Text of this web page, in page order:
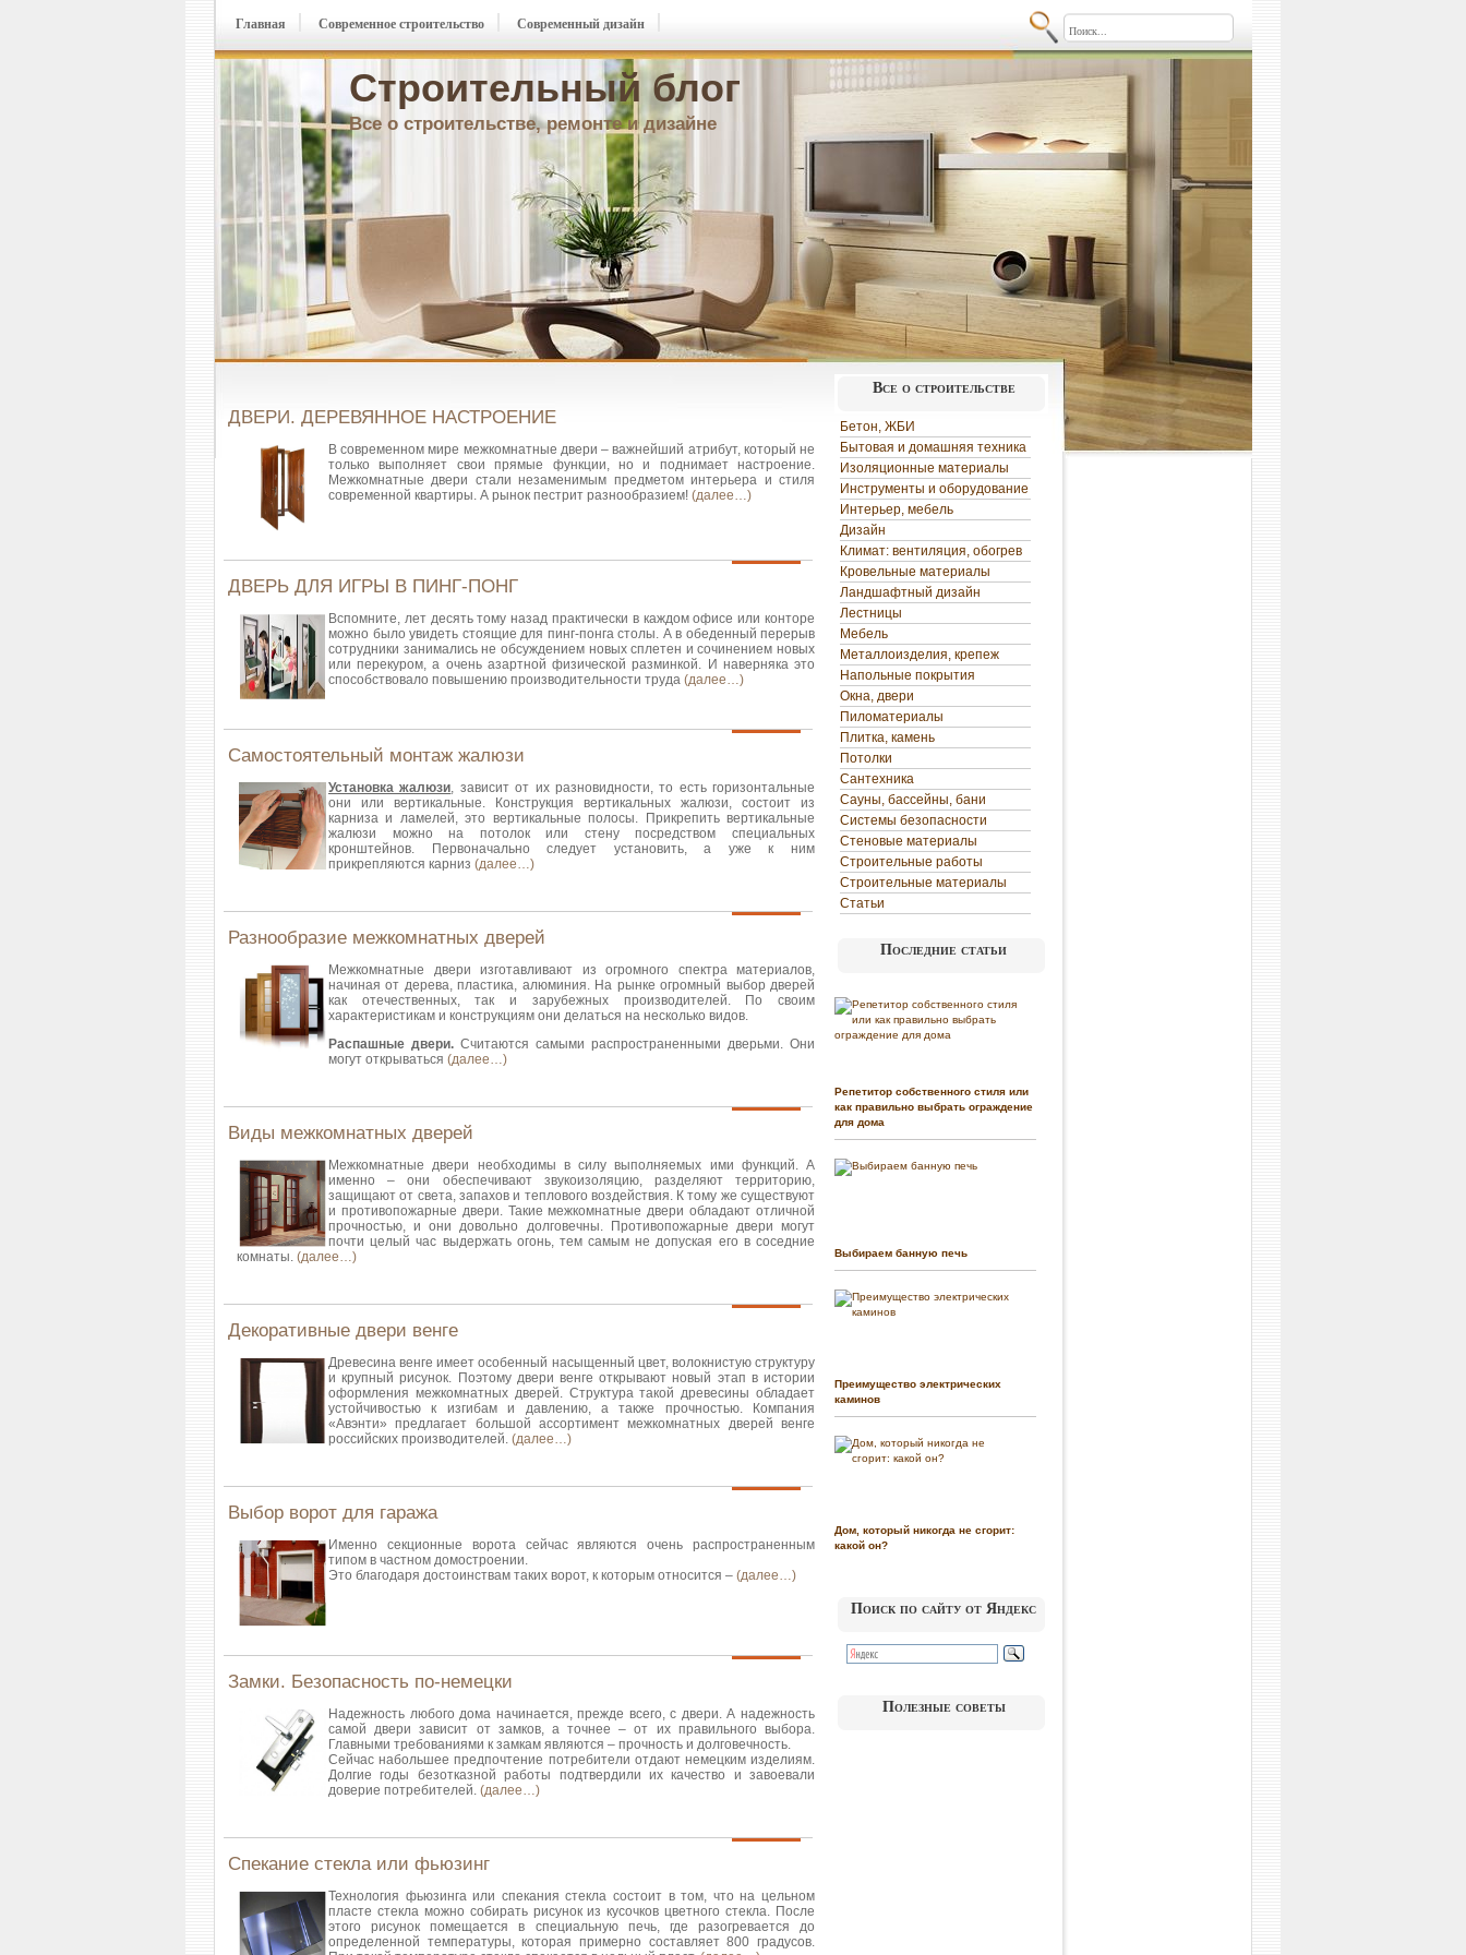
Строительный блог
Все о строительстве, ремонте и дизайне
Главная Современное строительство Современный дизайн
ДВЕРИ. ДЕРЕВЯННОЕ НАСТРОЕНИЕ
В современном мире межкомнатные двери – важнейший атрибут, который не
только выполняет свои прямые функции, но и поднимает настроение.
Межкомнатные двери стали незаменимым предметом интерьера и стиля
современной квартиры. А рынок пестрит разнообразием! (далее…)
ДВЕРЬ ДЛЯ ИГРЫ В ПИНГ-ПОНГ
Вспомните, лет десять тому назад практически в каждом офисе или конторе
можно было увидеть стоящие для пинг-понга столы. А в обеденный перерыв
сотрудники занимались не обсуждением новых сплетен и сочинением новых
или перекуром, а очень азартной физической разминкой. И наверняка это
способствовало повышению производительности труда (далее…)
Самостоятельный монтаж жалюзи
Установка жалюзи, зависит от их разновидности, то есть горизонтальные
они или вертикальные. Конструкция вертикальных жалюзи, состоит из
карниза и ламелей, это вертикальные полосы. Прикрепить вертикальные
жалюзи можно на потолок или стену посредством специальных
кронштейнов. Первоначально следует установить, а уже к ним
прикрепляются карниз (далее…)
Разнообразие межкомнатных дверей
Межкомнатные двери изготавливают из огромного спектра материалов,
начиная от дерева, пластика, алюминия. На рынке огромный выбор дверей
как отечественных, так и зарубежных производителей. По своим
характеристикам и конструкциям они делаться на несколько видов.
Распашные двери. Считаются самыми распространенными дверьми. Они
могут открываться (далее…)
Виды межкомнатных дверей
Межкомнатные двери необходимы в силу выполняемых ими функций. А
именно – они обеспечивают звукоизоляцию, разделяют территорию,
защищают от света, запахов и теплового воздействия. К тому же существуют
и противопожарные двери. Такие межкомнатные двери обладают отличной
прочностью, и они довольно долговечны. Противопожарные двери могут
почти целый час выдержать огонь, тем самым не допуская его в соседние
комнаты. (далее…)
Декоративные двери венге
Древесина венге имеет особенный насыщенный цвет, волокнистую структуру
и крупный рисунок. Поэтому двери венге открывают новый этап в истории
оформления межкомнатных дверей. Структура такой древесины обладает
устойчивостью к изгибам и давлению, а также прочностью. Компания
«Авэнти» предлагает большой ассортимент межкомнатных дверей венге
российских производителей. (далее…)
Выбор ворот для гаража
Именно секционные ворота сейчас являются очень распространенным
типом в частном домостроении.
Это благодаря достоинствам таких ворот, к которым относится – (далее…)
Замки. Безопасность по-немецки
Надежность любого дома начинается, прежде всего, с двери. А надежность
самой двери зависит от замков, а точнее – от их правильного выбора.
Главными требованиями к замкам являются – прочность и долговечность.
Сейчас набольшее предпочтение потребители отдают немецким изделиям.
Долгие годы безотказной работы подтвердили их качество и завоевали
доверие потребителей. (далее…)
Спекание стекла или фьюзинг
Технология фьюзинга или спекания стекла состоит в том, что на цельном
пласте стекла можно собирать рисунок из кусочков цветного стекла. После
этого рисунок помещается в специальную печь, где разогревается до
определенной температуры, которая примерно составляет 800 градусов.
Все о строительстве
Бетон, ЖБИ
Бытовая и домашняя техника
Изоляционные материалы
Инструменты и оборудование
Интерьер, мебель
Дизайн
Климат: вентиляция, обогрев
Кровельные материалы
Ландшафтный дизайн
Лестницы
Мебель
Металлоизделия, крепеж
Напольные покрытия
Окна, двери
Пиломатериалы
Плитка, камень
Потолки
Сантехника
Сауны, бассейны, бани
Системы безопасности
Стеновые материалы
Строительные работы
Строительные материалы
Статьи
Последние статьи
Репетитор собственного стиля или
как правильно выбрать ограждение
для дома
Выбираем банную печь
Преимущество электрических
каминов
Дом, который никогда не сгорит:
какой он?
Поиск по сайту от Яндекс
Полезные советы